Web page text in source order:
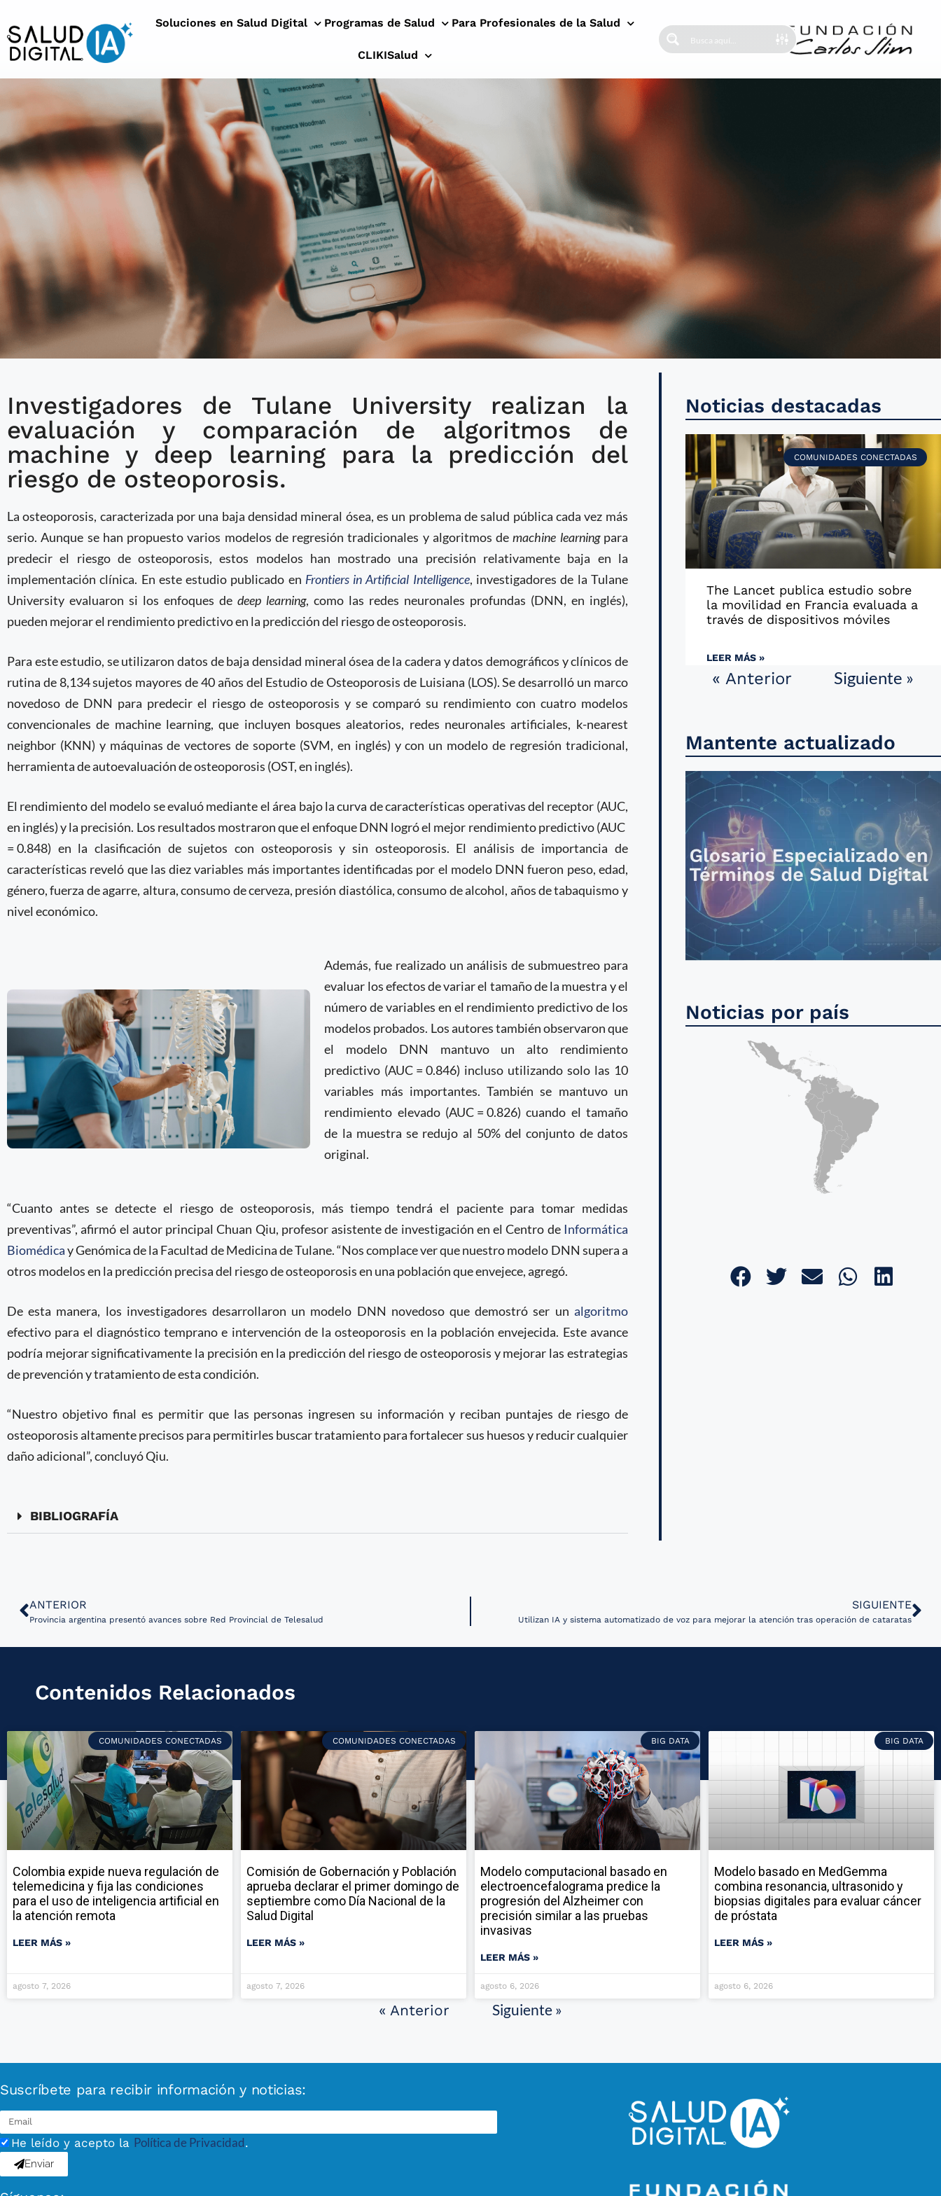
Soluciones en Salud Digital Programas de Salud Para Profesionales de la Salud
CLIKISalud
Investigadores desarrollan nuevos algoritmos
para la predicción del riesgo de osteoporosis
Investigadores de Tulane University realizan la
evaluación y comparación de algoritmos de
machine y deep learning para la predicción del
riesgo de osteoporosis.
La osteoporosis, caracterizada por una baja densidad mineral ósea, es un problema de salud pública cada vez más
serio. Aunque se han propuesto varios modelos de regresión tradicionales y algoritmos demachine learningpara
predecir el riesgo de osteoporosis, estos modelos han mostrado una precisión relativamente baja en la
implementación clínica. En este estudio publicado en Frontiers in Artificial Intelligence, investigadores de la Tulane
University evaluaron si los enfoques de deep learning, como las redes neuronales profundas (DNN, en inglés),
pueden mejorar el rendimiento predictivo en la predicción del riesgo de osteoporosis.
Para este estudio, se utilizaron datos de baja densidad mineral ósea de la cadera y datos demográficos y clínicos de
rutina de 8,134 sujetos mayores de 40 años del Estudio de Osteoporosis de Luisiana (LOS). Se desarrolló un marco
novedoso de DNN para predecir el riesgo de osteoporosis y se comparó su rendimiento con cuatro modelos
convencionales de machine learning, que incluyen bosques aleatorios, redes neuronales artificiales, k-nearest
neighbor (KNN) y máquinas de vectores de soporte (SVM, en inglés) y con un modelo de regresión tradicional,
herramienta de autoevaluación de osteoporosis (OST, en inglés).
El rendimiento del modelo se evaluó mediante el área bajo la curva de características operativas del receptor (AUC,
en inglés) y la precisión. Los resultados mostraron que el enfoque DNN logró el mejor rendimiento predictivo (AUC
= 0.848) en la clasificación de sujetos con osteoporosis y sin osteoporosis. El análisis de importancia de
características reveló que las diez variables más importantes identificadas por el modelo DNN fueron peso, edad,
género, fuerza de agarre, altura, consumo de cerveza, presión diastólica, consumo de alcohol, años de tabaquismo y
nivel económico.
Además, fue realizado un análisis de submuestreo para
evaluar los efectos de variar el tamaño de la muestra y el
número de variables en el rendimiento predictivo de los
modelos probados. Los autores también observaron que
el modelo DNN mantuvo un alto rendimiento
predictivo (AUC = 0.846) incluso utilizando solo las 10
variables más importantes. También se mantuvo un
rendimiento elevado (AUC = 0.826) cuando el tamaño
de la muestra se redujo al 50% del conjunto de datos
original.
“Cuanto antes se detecte el riesgo de osteoporosis, más tiempo tendrá el paciente para tomar medidas
preventivas”, afirmó el autor principal Chuan Qiu, profesor asistente de investigación en el Centro de Informática
Biomédicay Genómica de la Facultad de Medicina de Tulane. “Nos complace ver que nuestro modelo DNN supera a
otros modelos en la predicción precisa del riesgo de osteoporosis en una población que envejece, agregó.
De esta manera, los investigadores desarrollaron un modelo DNN novedoso que demostró ser un algoritmo
efectivo para el diagnóstico temprano e intervención de la osteoporosis en la población envejecida. Este avance
podría mejorar significativamente la precisión en la predicción del riesgo de osteoporosis y mejorar las estrategias
de prevención y tratamiento de esta condición.
“Nuestro objetivo final es permitir que las personas ingresen su información y reciban puntajes de riesgo de
osteoporosis altamente precisos para permitirles buscar tratamiento para fortalecer sus huesos y reducir cualquier
daño adicional”, concluyó Qiu.
BIBLIOGRAFÍA
Noticias destacadas
COMUNIDADES CONECTADAS
The Lancet publica estudio sobre
la movilidad en Francia evaluada a
través de dispositivos móviles
LEER MÁS »
« Anterior Siguiente »
Mantente actualizado
Noticias por país
ANTERIOR
Provincia argentina presentó avances sobre Red Provincial de Telesalud
SIGUIENTE
Utilizan IA y sistema automatizado de voz para mejorar la atención tras operación de cataratas
Contenidos Relacionados
COMUNIDADES CONECTADAS
Colombia expide nueva regulación de
telemedicina y fija las condiciones
para el uso de inteligencia artificial en
la atención remota
LEER MÁS »
agosto 7, 2026
COMUNIDADES CONECTADAS
Comisión de Gobernación y Población
aprueba declarar el primer domingo de
septiembre como Día Nacional de la
Salud Digital
LEER MÁS »
agosto 7, 2026
BIG DATA
Modelo computacional basado en
electroencefalograma predice la
progresión del Alzheimer con
precisión similar a las pruebas
invasivas
LEER MÁS »
agosto 6, 2026
BIG DATA
Modelo basado en MedGemma
combina resonancia, ultrasonido y
biopsias digitales para evaluar cáncer
de próstata
LEER MÁS »
agosto 6, 2026
« Anterior Siguiente »
Suscríbete para recibir información y noticias:
He leído y acepto la Política de Privacidad.
Enviar